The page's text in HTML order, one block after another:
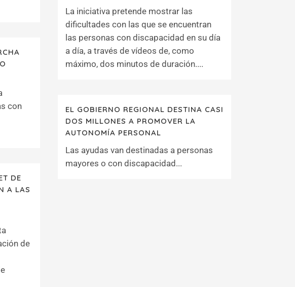
La iniciativa pretende mostrar las
dificultades con las que se encuentran
las personas con discapacidad en su día
a día, a través de vídeos de, como
máximo, dos minutos de duración....
con
EL GOBIERNO REGIONAL DESTINA CASI
DOS MILLONES A PROMOVER LA
AUTONOMÍA PERSONAL
Las ayudas van destinadas a personas
mayores o con discapacidad...
DE
A LAS
de